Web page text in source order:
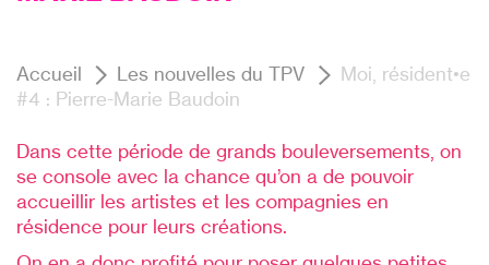
Accueil Les nouvelles du TPV
Moi, résident•e
#4 : Pierre-Marie Baudoin
Dans cette période de grands bouleversements, on
se console avec la chance qu’on a de pouvoir
accueillir les artistes et les compagnies en
résidence pour leurs créations.